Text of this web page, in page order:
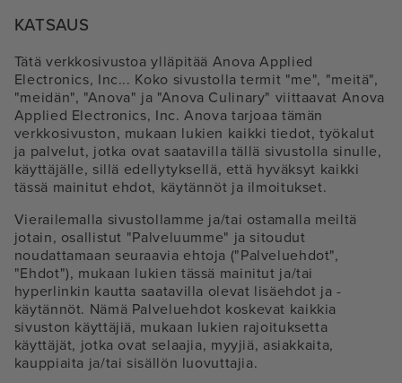
KATSAUS
Tätä verkkosivustoa ylläpitää Anova Applied
Electronics, Inc... Koko sivustolla termit "me", "meitä",
"meidän", "Anova" ja "Anova Culinary" viittaavat Anova
Applied Electronics, Inc. Anova tarjoaa tämän
verkkosivuston, mukaan lukien kaikki tiedot, työkalut
ja palvelut, jotka ovat saatavilla tällä sivustolla sinulle,
käyttäjälle, sillä edellytyksellä, että hyväksyt kaikki
tässä mainitut ehdot, käytännöt ja ilmoitukset.
Vierailemalla sivustollamme ja/tai ostamalla meiltä
jotain, osallistut "Palveluumme" ja sitoudut
noudattamaan seuraavia ehtoja ("Palveluehdot",
"Ehdot"), mukaan lukien tässä mainitut ja/tai
hyperlinkin kautta saatavilla olevat lisäehdot ja -
käytännöt. Nämä Palveluehdot koskevat kaikkia
sivuston käyttäjiä, mukaan lukien rajoituksetta
käyttäjät, jotka ovat selaajia, myyjiä, asiakkaita,
kauppiaita ja/tai sisällön luovuttajia.